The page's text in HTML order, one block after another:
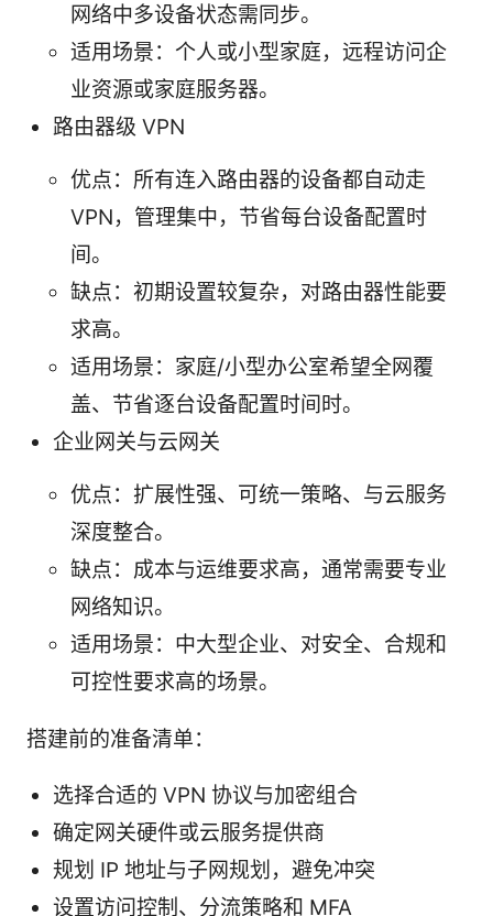
网络中多设备状态需同步。
适用场景：个人或小型家庭，远程访问企
业资源或家庭服务器。
路由器级 VPN
优点：所有连入路由器的设备都自动走
VPN，管理集中，节省每台设备配置时
间。
缺点：初期设置较复杂，对路由器性能要
求高。
适用场景：家庭/小型办公室希望全网覆
盖、节省逐台设备配置时间时。
企业网关与云网关
优点：扩展性强、可统一策略、与云服务
深度整合。
缺点：成本与运维要求高，通常需要专业
网络知识。
适用场景：中大型企业、对安全、合规和
可控性要求高的场景。
搭建前的准备清单：
选择合适的 VPN 协议与加密组合
确定网关硬件或云服务提供商
规划 IP 地址与子网规划，避免冲突
设置访问控制、分流策略和 MFA